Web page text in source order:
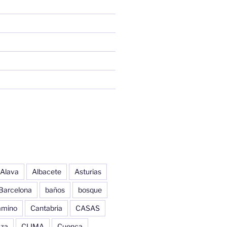
Alava Albacete Asturias
baños bosque
Cantabria CASAS